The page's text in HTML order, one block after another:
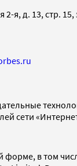
я, д. 13, стр. 15,
сети
в том